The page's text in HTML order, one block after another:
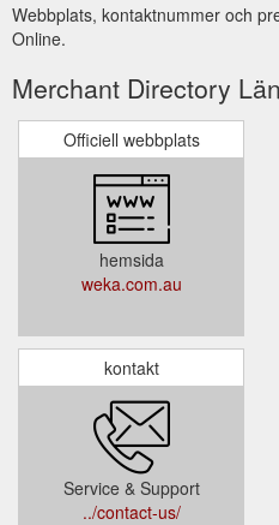
Webbplats, kontaktnummer och
Online.
Merchant Directory
Officiell webbplats
hemsida
weka.com.au
kontakt
Service & Support
../contact-us/